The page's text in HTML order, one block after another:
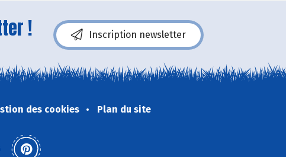
! Inscription newsletter
des cookies Plan du site